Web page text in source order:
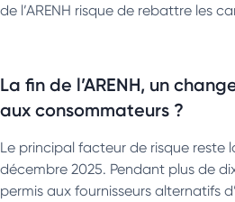
de l’ARENH risque de rebattre les
La fin de l’ARENH, un
aux consommateurs ?
Le principal facteur de risque reste
décembre 2025. Pendant plus de
permis aux fournisseurs alternatifs